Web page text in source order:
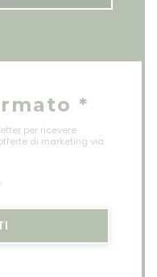
*
per ricevere
di marketing via